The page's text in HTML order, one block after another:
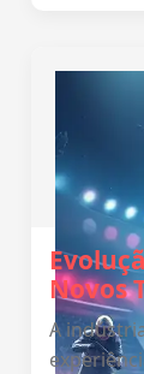
Novos
A